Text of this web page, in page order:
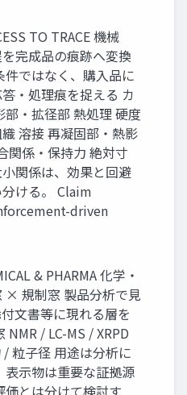
TO TRACE 機械
完成品の痕跡へ変換
件ではなく、購入品に
・処理痕を捉える カ
部・拡径部 熱処理 硬度
溶接 再凝固部・熱影
関係・保持力 絶対寸
関係は、効果と回避
ける。 Claim
driven
& PHARMA 化学・
× 規制窓 製品分析で見
文書等に現れる層を
NMR / LC-MS / XRPD
粒子径 用途は分析に
表示物は重要な証拠源
価とは分けて検討す